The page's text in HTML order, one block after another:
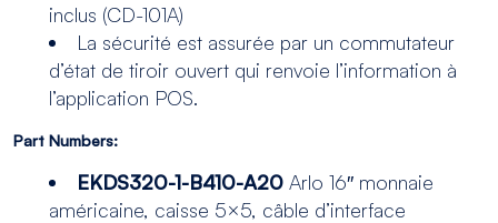
inclus (CD-101A)
La sécurité est assurée par un commutateur
d’état de tiroir ouvert qui renvoie l’information à
l’application POS.
Part Numbers:
EKDS320-1-B410-A20 Arlo 16″ monnaie
américaine, caisse 5×5, câble d’interface